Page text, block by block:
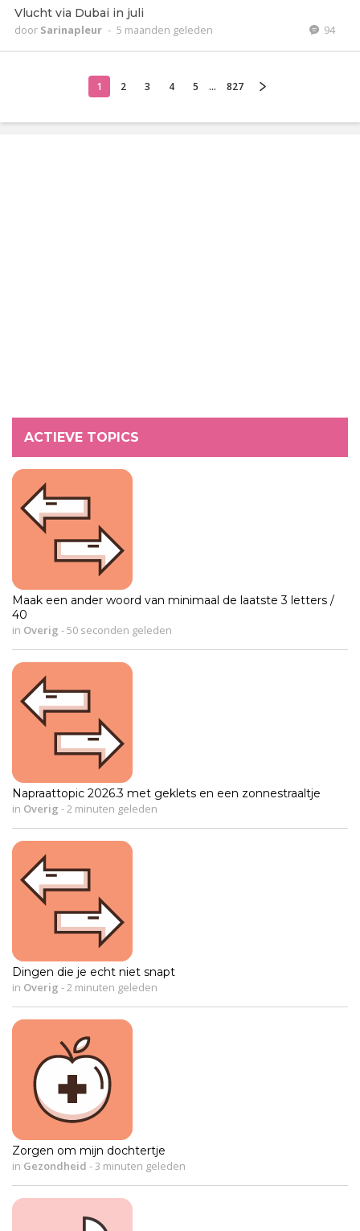
Vlucht via Dubai in juli
door Sarinapleur - 5 maanden geleden 94
1 2 3 4 5 ... 827
ACTIEVE TOPICS
Maak een ander woord van minimaal de laatste 3 letters /
40
in Overig -50 seconden geleden
Napraattopic 2026.3 met geklets en een zonnestraaltje
in Overig - 2 minuten geleden
Dingen die je echt niet snapt
in Overig - 2 minuten geleden
Zorgen om mijn dochtertje
in Gezondheid - 3 minuten geleden